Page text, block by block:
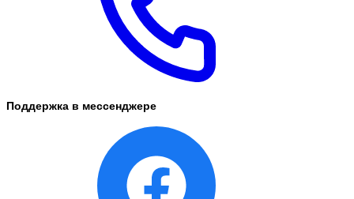
Поддержка в мессенджере